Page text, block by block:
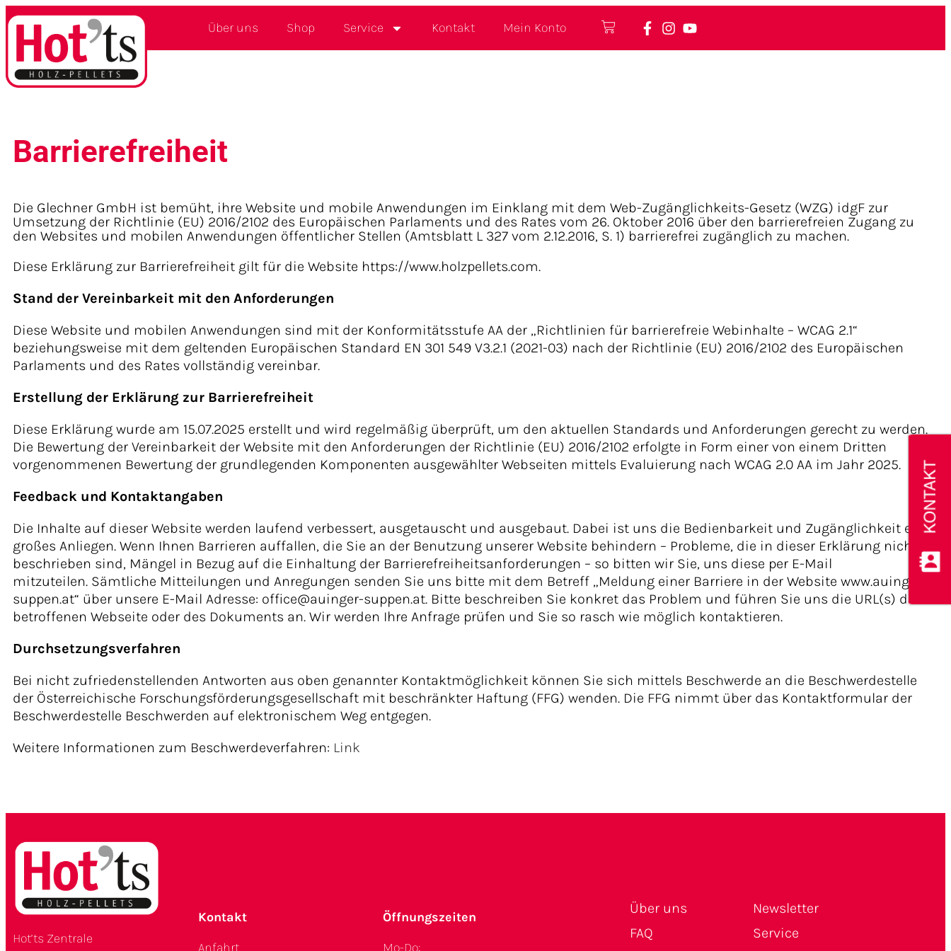
Über uns Shop Service Kontakt Mein Konto
Barrierefreiheit
Die Glechner GmbH ist bemüht, ihre Website und mobile Anwendungen im Einklang mit dem Web-Zugänglichkeits-Gesetz (WZG) idgF zur
Umsetzung der Richtlinie (EU) 2016/2102 des Europäischen Parlaments und des Rates vom 26. Oktober 2016 über den barrierefreien Zugang zu
den Websites und mobilen Anwendungen öffentlicher Stellen (Amtsblatt L 327 vom 2.12.2016, S. 1) barrierefrei zugänglich zu machen.
Diese Erklärung zur Barrierefreiheit gilt für die Website https://www.holzpellets.com.
Stand der Vereinbarkeit mit den Anforderungen
Diese Website und mobilen Anwendungen sind mit der Konformitätsstufe AA der „Richtlinien für barrierefreie Webinhalte – WCAG 2.1“
beziehungsweise mit dem geltenden Europäischen Standard EN 301 549 V3.2.1 (2021-03) nach der Richtlinie (EU) 2016/2102 des Europäischen
Parlaments und des Rates vollständig vereinbar.
Erstellung der Erklärung zur Barrierefreiheit
Diese Erklärung wurde am 15.07.2025 erstellt und wird regelmäßig überprüft, um den aktuellen Standards und Anforderungen gerecht zu werden.
Die Bewertung der Vereinbarkeit der Website mit den Anforderungen der Richtlinie (EU) 2016/2102 erfolgte in Form einer von einem Dritten
vorgenommenen Bewertung der grundlegenden Komponenten ausgewählter Webseiten mittels Evaluierung nach WCAG 2.0 AA im Jahr 2025.
Feedback und Kontaktangaben
Die Inhalte auf dieser Website werden laufend verbessert, ausgetauscht und ausgebaut. Dabei ist uns die Bedienbarkeit und Zugänglichkeit ein
großes Anliegen. Wenn Ihnen Barrieren auffallen, die Sie an der Benutzung unserer Website behindern – Probleme, die in dieser Erklärung nicht
beschrieben sind, Mängel in Bezug auf die Einhaltung der Barrierefreiheitsanforderungen – so bitten wir Sie, uns diese per E-Mail
mitzuteilen. Sämtliche Mitteilungen und Anregungen senden Sie uns bitte mit dem Betreff „Meldung einer Barriere in der Website www.auinger-
suppen.at“ über unsere E-Mail Adresse: office@auinger-suppen.at. Bitte beschreiben Sie konkret das Problem und führen Sie uns die URL(s) der
betroffenen Webseite oder des Dokuments an. Wir werden Ihre Anfrage prüfen und Sie so rasch wie möglich kontaktieren.
Durchsetzungsverfahren
Bei nicht zufriedenstellenden Antworten aus oben genannter Kontaktmöglichkeit können Sie sich mittels Beschwerde an die Beschwerdestelle
der Österreichische Forschungsförderungsgesellschaft mit beschränkter Haftung (FFG) wenden. Die FFG nimmt über das Kontaktformular der
Beschwerdestelle Beschwerden auf elektronischem Weg entgegen.
Weitere Informationen zum Beschwerdeverfahren: Link
Hot’ts Zentrale
Kontakt
Anfahrt
Öffnungszeiten
Mo-Do:
Über uns
FAQ
Newsletter
Service